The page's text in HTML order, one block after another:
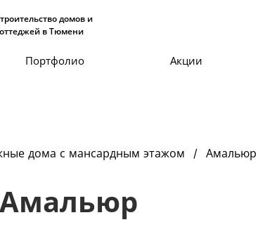
домов и
в Тюмени
Портфолио Акции
дома с мансардным этажом Амальюр